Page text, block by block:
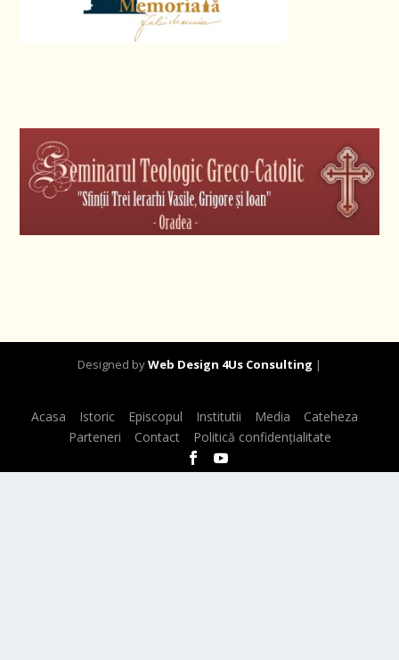
Designed byWeb Design 4Us Consulting |
Acasa Istoric Episcopul Institutii Media
Cateheza
Parteneri
Contact Politică confidențialitate